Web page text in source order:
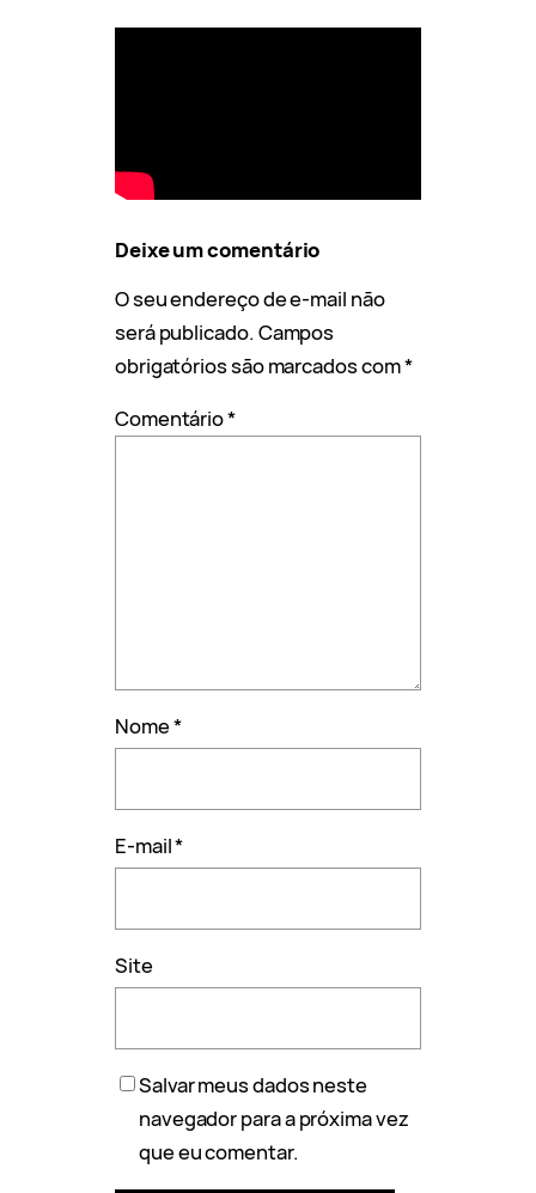
Deixe um comentário
O seu endereço de e-mail não
será publicado. Campos
obrigatórios são marcados com*
Comentário*
Nome*
E-mail*
Site
Salvar meus dados neste
navegador para a próxima vez
que eu comentar.